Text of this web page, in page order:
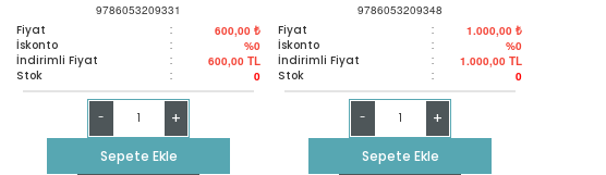
Deprem Mühendisliğinde
Uygulamaları
9786053209331
Fiyat : 600,00 ₺
İskonto : %0
İndirimli Fiyat : 600,00 TL
Stok : 0
- +
Sepete Ekle
Yönelik Bir Yaklaşım / Structural
Steel Desıgn A Practice-oriented
9786053209348
Fiyat : 1.000,00 ₺
İskonto : %0
İndirimli Fiyat : 1.000,00 TL
Stok : 0
- +
Sepete Ekle